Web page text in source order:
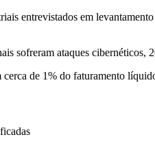
entrevistados em
sofreram ataques
de 1% do faturamento